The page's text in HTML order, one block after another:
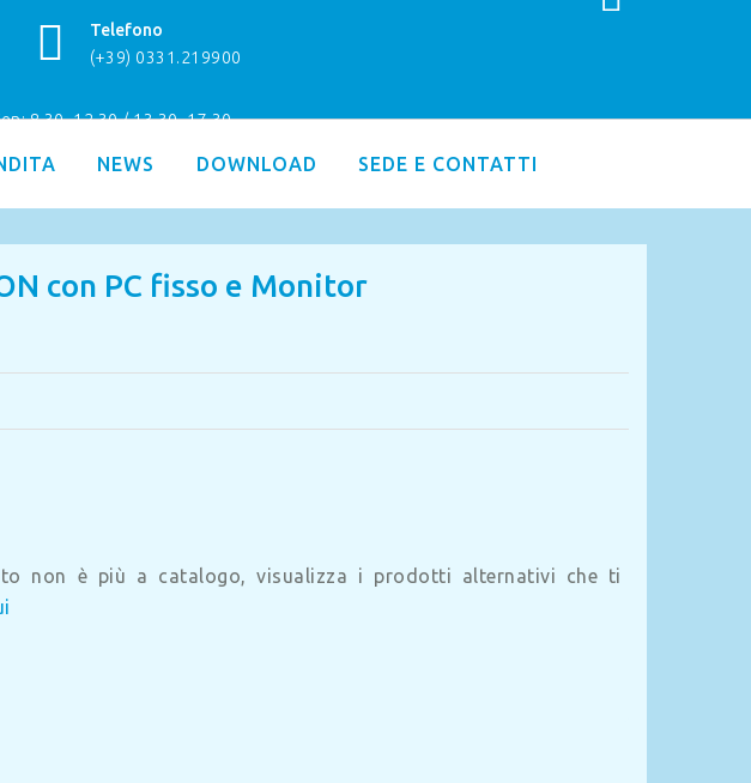
Telefono
(+39) 0331.219900
8.30–12.30 / 13.30–17.30
NEWS DOWNLOAD SEDE E CONTATTI
con PC fisso e Monitor
non è più a catalogo, visualizza i prodotti alternativi che ti